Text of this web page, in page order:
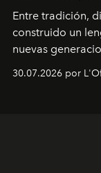
Entre tradición,
construido un
nuevas
Dubray, la
Latinoamérica,
30.07.2026 por